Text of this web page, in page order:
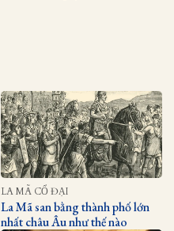
LA MÃ CỔ ĐẠI
La Mã san bằng thành phố lớn
nhất châu Âu như thế nào